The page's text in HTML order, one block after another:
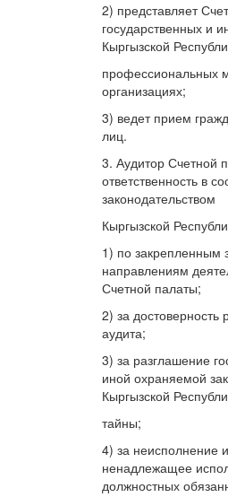
2) представляет
государственных и
Кыргызской
профессиональных
организациях;
3) ведет прием
лиц.
3. Аудитор Счетной
ответственность в
законодательством
Кыргызской
1) по закрепленным
направлениям
Счетной палаты;
2) за достоверность
аудита;
3) за разглашение
иной охраняемой
Кыргызской
тайны;
4) за неисполнение
ненадлежащее
должностных